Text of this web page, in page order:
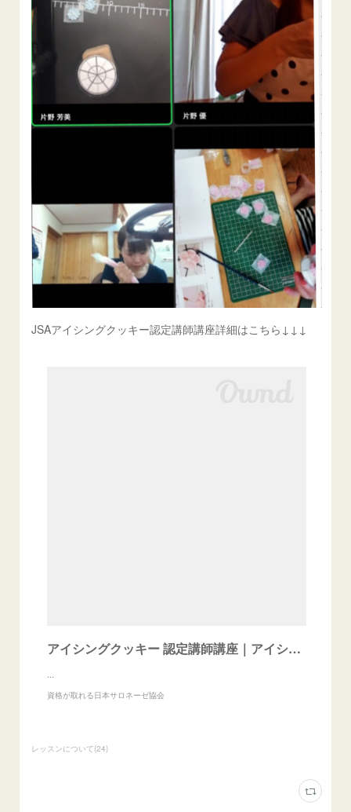
JSAアイシングクッキー認定講師講座詳細はこちら↓↓↓
アイシングクッキー 認定講師講座｜アイシング関連｜JSA認定講座 | 資格が取れる日本サロネーゼ協会
...
資格が取れる日本サロネーゼ協会
レッスンについて(24)